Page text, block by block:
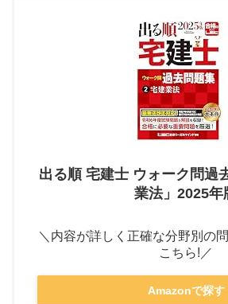
出る順 宅建士 ウォーク問過
業法」2025年
＼内容が詳しく正確な分野別の
こちら!／
Amazonで探す